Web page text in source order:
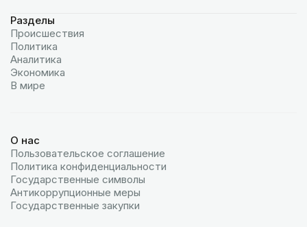
Разделы
Происшествия
Политика
Аналитика
Экономика
В мире
О нас
Пользовательское соглашение
Политика конфиденциальности
Государственные символы
Антикоррупционные меры
Государственные закупки